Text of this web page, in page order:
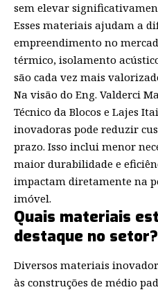
sem elevar
Esses materiais ajudam a
empreendimento no
térmico, isolamento
são cada vez mais
Na visão do Eng. Valderci
Técnico da Blocos e Lajes
inovadoras pode reduzir
prazo. Isso inclui menor
maior durabilidade e
impactam diretamente na
imóvel.
Quais materiais
destaque no setor?
Diversos materiais
às construções de médio